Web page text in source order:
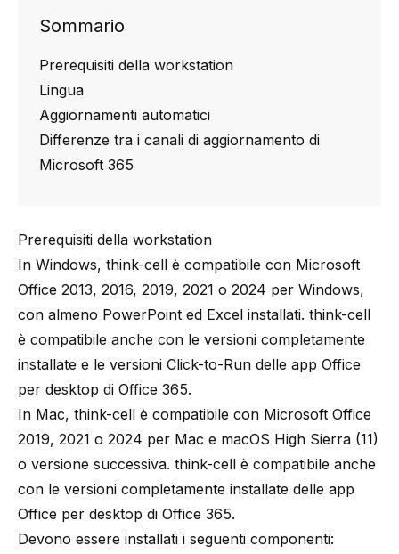
Sommario
Prerequisiti della workstation
Lingua
Aggiornamenti automatici
Differenze tra i canali di aggiornamento di
Microsoft 365
Prerequisiti della workstation
In Windows, think-cell è compatibile con Microsoft
Office 2013, 2016, 2019, 2021 o 2024 per Windows,
con almeno PowerPoint ed Excel installati. think-cell
è compatibile anche con le versioni completamente
installate e le versioni Click-to-Run delle app Office
per desktop di Office 365.
In Mac, think-cell è compatibile con Microsoft Office
2019, 2021 o 2024 per Mac e macOS High Sierra (11)
o versione successiva. think-cell è compatibile anche
con le versioni completamente installate delle app
Office per desktop di Office 365.
Devono essere installati i seguenti componenti: